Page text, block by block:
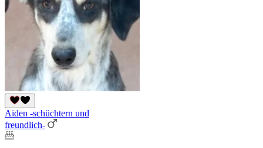
Aiden -schüchtern und
freundlich-